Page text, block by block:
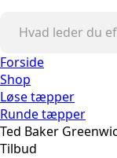
Forside
Shop
Løse tæpper
Runde tæpper
Ted Baker
Tilbud